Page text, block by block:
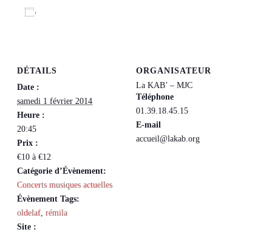
DÉTAILS
Date :
samedi 1 février 2014
Heure :
20:45
Prix :
€10 à €12
Catégorie d’Évènement:
Concerts musiques actuelles
Évènement Tags:
oldelaf rémila
Site :
ORGANISATEUR
La KAB’ – MJC
Téléphone
01.39.18.45.15
E-mail
accueil@lakab.org